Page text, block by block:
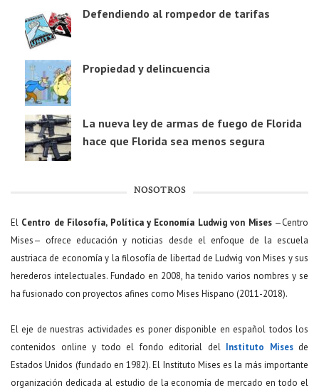
Defendiendo al rompedor de tarifas
Propiedad y delincuencia
La nueva ley de armas de fuego de Florida
hace que Florida sea menos segura
NOSOTROS
El Centro de Filosofía, Política y Economía Ludwig von Mises—Centro
Mises— ofrece educación y noticias desde el enfoque de la escuela
austriaca de economía y la filosofía de libertad de Ludwig von Mises y sus
herederos intelectuales. Fundado en 2008, ha tenido varios nombres y se
ha fusionado con proyectos afines como Mises Hispano (2011-2018).
El eje de nuestras actividades es poner disponible en español todos los
contenidos online y todo el fondo editorial del Instituto Misesde
Estados Unidos (fundado en 1982). El Instituto Mises es la más importante
organización dedicada al estudio de la economía de mercado en todo el